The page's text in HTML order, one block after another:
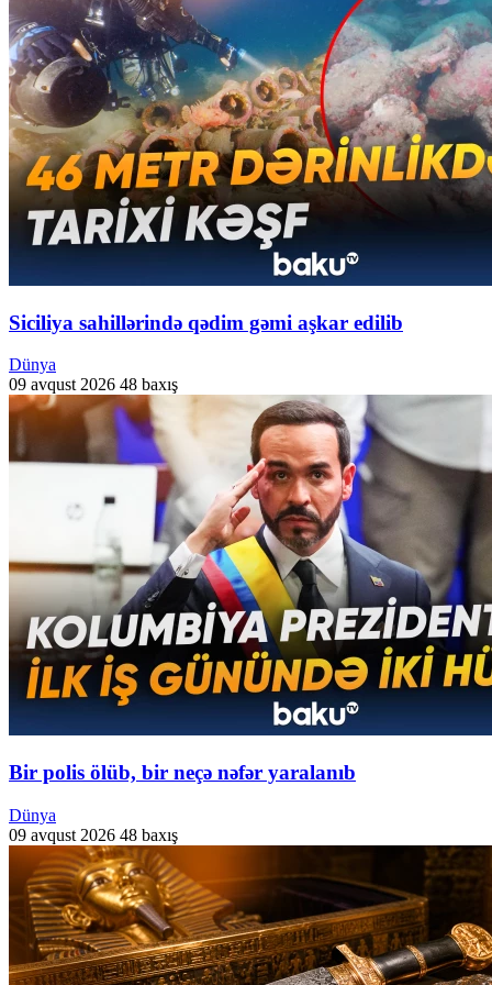
Siciliya sahillərində qədim gəmi aşkar edilib
Dünya
09 avqust 2026 48 baxış
Bir polis ölüb, bir neçə nəfər yaralanıb
Dünya
09 avqust 2026 48 baxış